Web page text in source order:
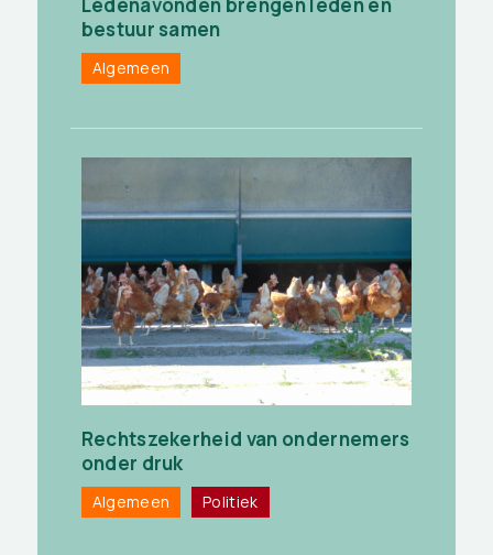
bestuur samen
Algemeen
Rechtszekerheid van ondernemers
onder druk
Algemeen Politiek